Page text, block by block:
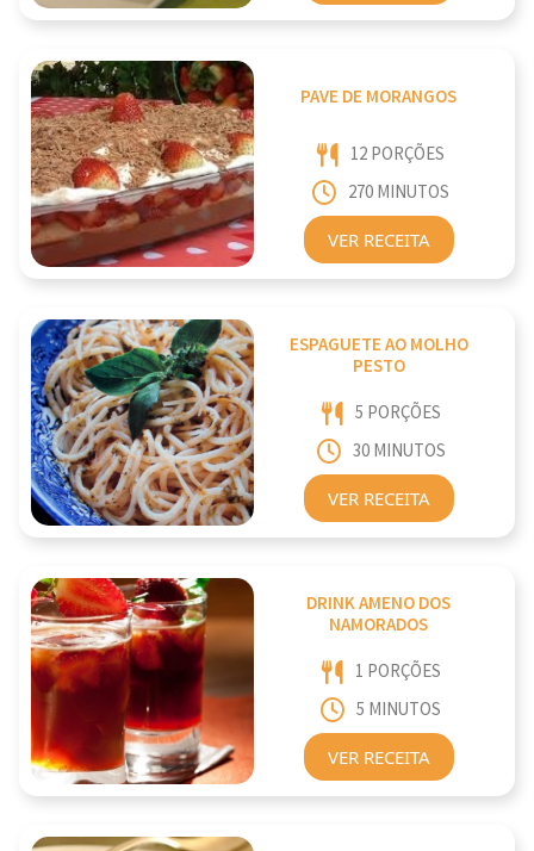
PAVE DE MORANGOS
12 PORÇÕES
270 MINUTOS
VER RECEITA
ESPAGUETE AO MOLHO
PESTO
5 PORÇÕES
30 MINUTOS
VER RECEITA
DRINK AMENO DOS
NAMORADOS
1 PORÇÕES
5 MINUTOS
VER RECEITA